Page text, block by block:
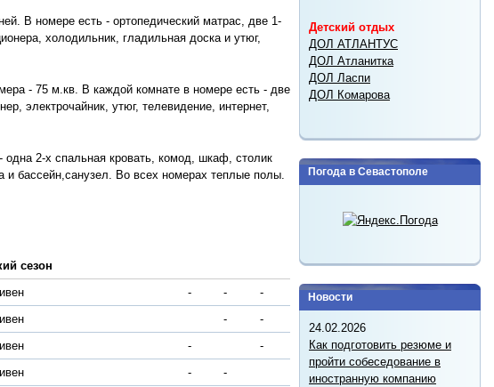
В номере есть - ортопедический матрас, две 1-
холодильник, гладильная доска и утюг,
- 75 м.кв. В каждой комнате в номере есть - две
электрочайник, утюг, телевидение, интернет,
2-х спальная кровать, комод, шкаф, столик
и бассейн,санузел. Во всех номерах теплые полы.
сезон
- -
-
-
-
-
-
-
-
Детский отдых
ДОЛ АТЛАНТУС
ДОЛ Атланитка
ДОЛ Ласпи
ДОЛ Комарова
Погода в Севастополе
Новости
24.02.2026
Как подготовить резюме и
пройти собеседование в
иностранную компанию